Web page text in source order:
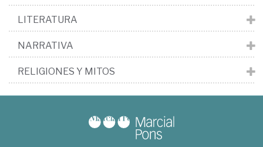
LITERATURA
NARRATIVA
RELIGIONES Y MITOS